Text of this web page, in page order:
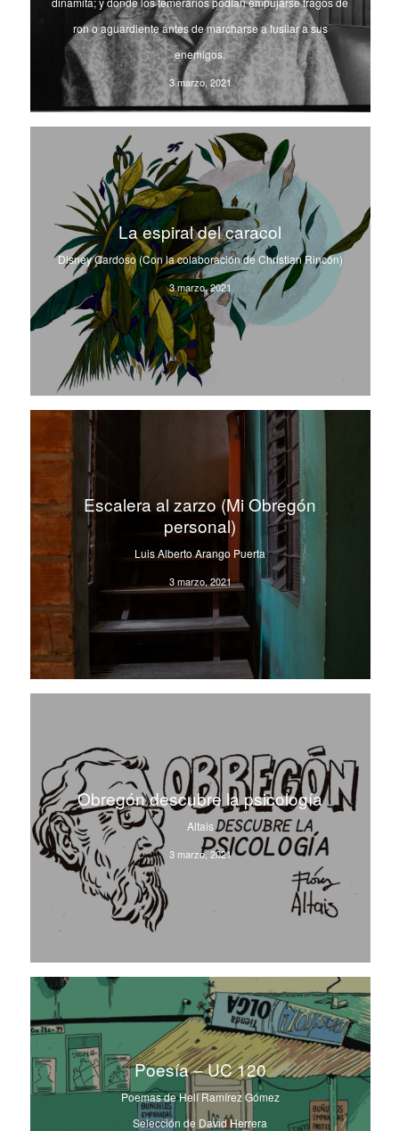
ron o aguardiente antes de marcharse a fusilar a sus
enemigos.
3 marzo, 2021
La espiral del caracol
Disney Cardoso (Con la colaboración de Christian Rincón)
3 marzo, 2021
Escalera al zarzo (Mi Obregón
personal)
Luis Alberto Arango Puerta
3 marzo, 2021
Obregón descubre la psicología
Altais
3 marzo, 2021
Poesía – UC 120
Poemas de Helí Ramírez Gómez
Selección de David Herrera